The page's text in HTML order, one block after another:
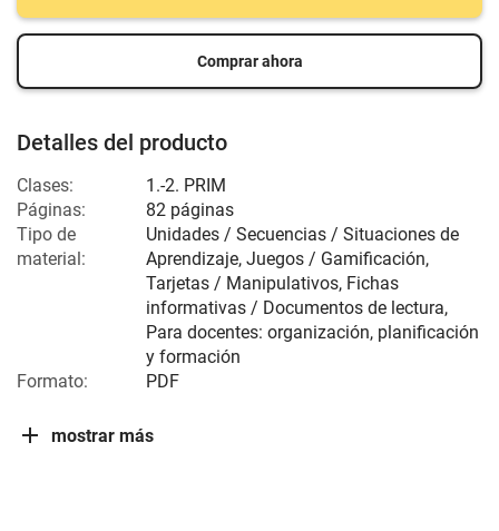
Comprar ahora
Detalles del producto
Clases:
1.-2. PRIM
Páginas:
82 páginas
Tipo de
material:
Unidades / Secuencias / Situaciones de
Aprendizaje, Juegos / Gamificación,
Tarjetas / Manipulativos, Fichas
informativas / Documentos de lectura,
Para docentes: organización, planificación
y formación
Formato:
PDF
mostrar más